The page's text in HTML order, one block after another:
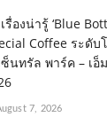
รื่องน่ารู้ ‘Blue
Coffee ระดับ
ซ็นทรัล พาร์ค – เอ็
7, 2026